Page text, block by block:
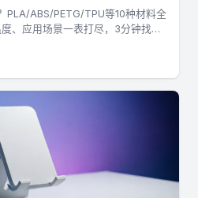
PLA/ABS/PETG/TPU等10种材料全
、应用场景一表打尽，3分钟找到